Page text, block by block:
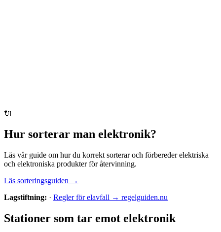
🔌
Hur sorterar man elektronik?
Läs vår guide om hur du korrekt sorterar och förberederelektriska
och elektroniska produkterför återvinning.
Läs sorteringsguiden →
Lagstiftning: · Regler för elavfall → regelguiden.nu
Stationer som tar emot elektronik